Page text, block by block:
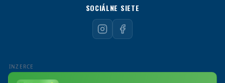
SOCIÁLNE SIETE